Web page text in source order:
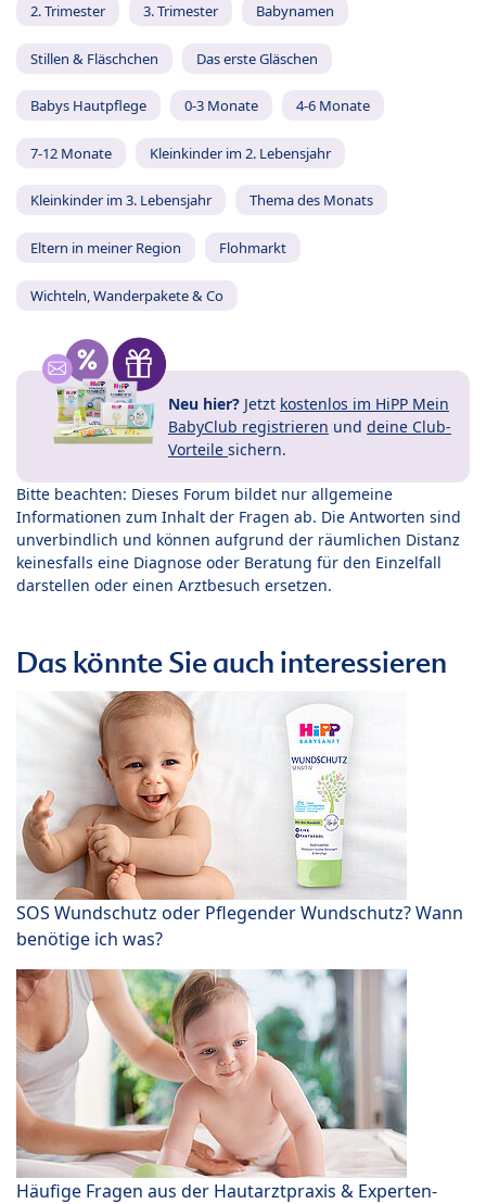
2. Trimester 3. Trimester Babynamen
Stillen & Fläschchen Das erste Gläschen
Babys Hautpflege 0-3 Monate 4-6 Monate
7-12 Monate Kleinkinder im 2. Lebensjahr
Kleinkinder im 3. Lebensjahr Thema des Monats
Eltern in meiner Region Flohmarkt
Wichteln, Wanderpakete & Co
Neu hier? Jetzt kostenlos im HiPP Mein
BabyClub registrieren und deine Club-
Vorteile sichern.
Bitte beachten: Dieses Forum bildet nur allgemeine
Informationen zum Inhalt der Fragen ab. Die Antworten sind
unverbindlich und können aufgrund der räumlichen Distanz
keinesfalls eine Diagnose oder Beratung für den Einzelfall
darstellen oder einen Arztbesuch ersetzen.
Das könnte Sie auch interessieren
SOS Wundschutz oder Pflegender Wundschutz? Wann
benötige ich was?
Häufige Fragen aus der Hautarztpraxis & Experten-